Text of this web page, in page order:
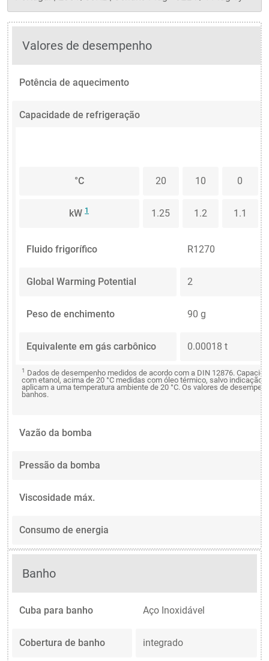
Valores de desempenho
Potência de aquecimento
Capacidade de refrigeração
°C 20 10 0
kW1 1.25 1.2 1.1
Fluido frigorífico R1270
Global Warming Potential 2
Peso de enchimento 90 g
Equivalente em gás carbônico 0.00018 t
1 Dados de desempenho medidos de acordo com a DIN 12876.
com etanol, acima de 20 °C medidas com óleo térmico, salvo indicação
aplicam a uma temperatura ambiente de 20 °C. Os valores de
banhos.
Vazão da bomba
Pressão da bomba
Viscosidade máx.
Consumo de energia
Banho
Cuba para banho Aço Inoxidável
Cobertura de banho integrado